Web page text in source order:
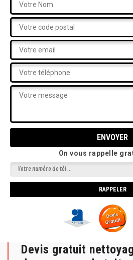
On vous rappelle
Devis gratuit